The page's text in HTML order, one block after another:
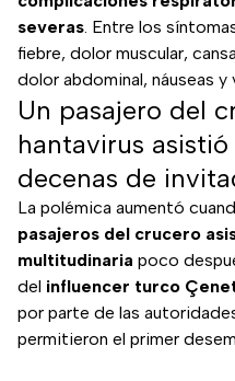
severas . Entre los
fiebre, dolor muscular,
dolor abdominal, náuseas
Un pasajero del
hantavirus
decenas de
La polémica aumentó
pasajeros del crucero
multitudinaria poco
del influencer turco
por parte de las
permitieron el primer